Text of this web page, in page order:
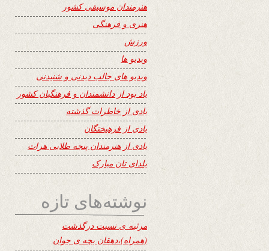
هنرمندان موسیقی کشور
هنری و فرهنگی
ورزش
ویدیو ها
ویدیو های جالب دیدنی و شنیدنی
یاد بود از دانشمندان و فرهنگیان کشور
یادی از خاطرات گذشته
یادی از فرهیختگان
یادی از هنرمندان پنجه طلایی هرات
یلدای تان مبارک
نوشته‌های تازه
مرثیه ی نسبت درگذشت
(همراه)،دهقان بچه ی جوان